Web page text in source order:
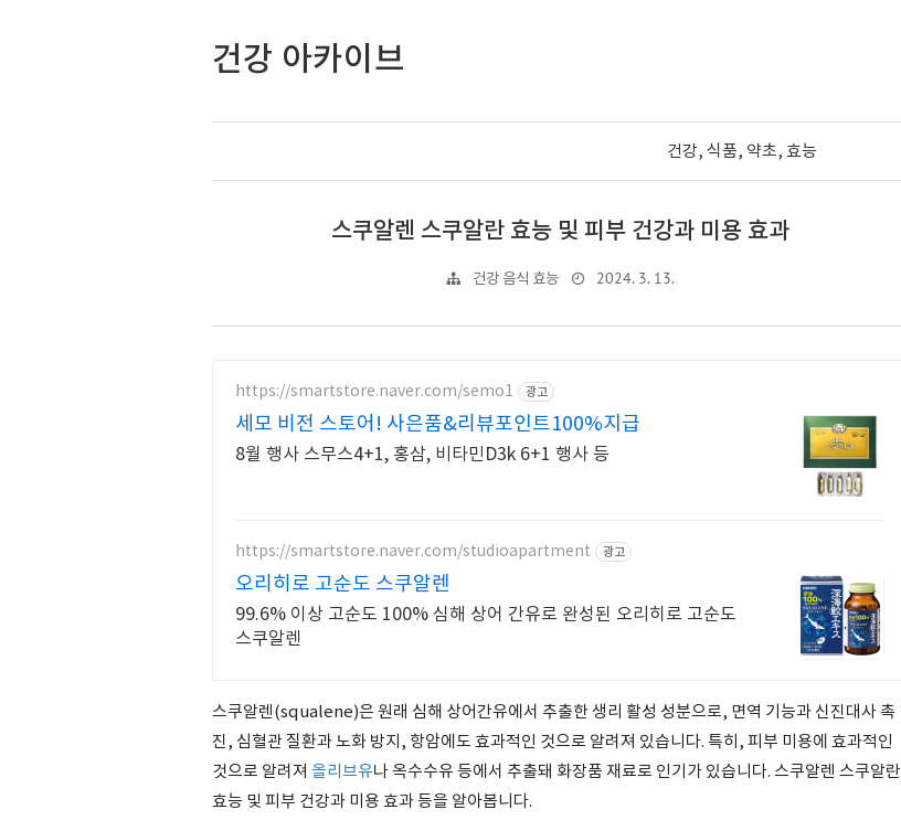
건강 아카이브
건강, 식품, 약초, 효능
스쿠알렌 스쿠알란 효능 및 피부 건강과 미용 효과
건강 음식 효능 2024. 3. 13.
https://smartstore.naver.com/semo1 광고
세모 비전 스토어! 사은품&리뷰포인트100%지급
8월 행사 스무스4+1, 홍삼, 비타민D3k 6+1 행사 등
https://smartstore.naver.com/studioapartment 광고
오리히로 고순도 스쿠알렌
99.6% 이상 고순도 100% 심해 상어 간유로 완성된 오리히로 고순도
스쿠알렌
스쿠알렌(squalene)은 원래 심해 상어간유에서 추출한 생리 활성 성분으로, 면역 기능과 신진대사 촉
진, 심혈관 질환과 노화 방지, 항암에도 효과적인 것으로 알려져 있습니다. 특히, 피부 미용에 효과적인
것으로 알려져 올리브유나 옥수수유 등에서 추출돼 화장품 재료로 인기가 있습니다. 스쿠알렌 스쿠알란
효능 및 피부 건강과 미용 효과 등을 알아봅니다.